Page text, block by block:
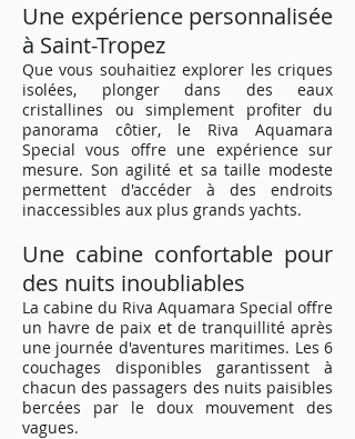
Une expérience personnalisée
à Saint-Tropez
Que vous souhaitiez explorer les criques
isolées, plonger dans des eaux
cristallines ou simplement profiter du
panorama côtier, le Riva Aquamara
Special vous offre une expérience sur
mesure. Son agilité et sa taille modeste
permettent d'accéder à des endroits
inaccessibles aux plus grands yachts.
Une cabine confortable pour
des nuits inoubliables
La cabine du Riva Aquamara Special offre
un havre de paix et de tranquillité après
une journée d'aventures maritimes. Les 6
couchages disponibles garantissent à
chacun des passagers des nuits paisibles
bercées par le doux mouvement des
vagues.